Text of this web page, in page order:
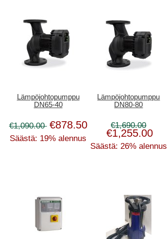
Lämpöjohtopumppu
DN65-40
€1,090.00 €878.50
Säästä: 19% alennus
Lämpöjohtopumppu
DN80-80
€1,690.00
€1,255.00
Säästä: 26% alennus